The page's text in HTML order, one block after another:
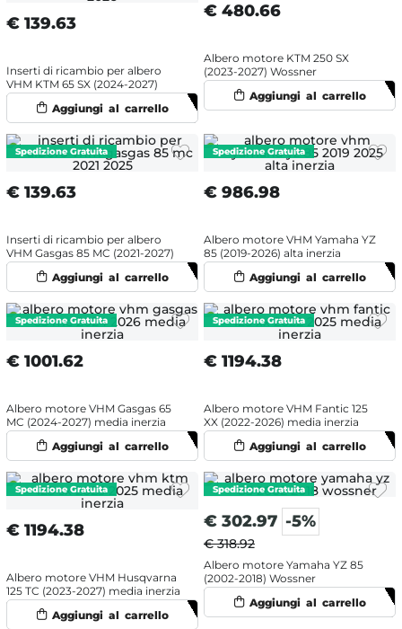
€ 139.63
Inserti di ricambio per albero
VHM KTM 65 SX (2024-2027)
€ 480.66
Albero motore KTM 250 SX
(2023-2027) Wossner
€ 139.63
Inserti di ricambio per albero
VHM Gasgas 85 MC (2021-2027)
€ 986.98
Albero motore VHM Yamaha YZ
85 (2019-2026) alta inerzia
€ 1001.62
Albero motore VHM Gasgas 65
MC (2024-2027) media inerzia
€ 1194.38
Albero motore VHM Fantic 125
XX (2022-2026) media inerzia
€ 1194.38
Albero motore VHM Husqvarna
125 TC (2023-2027) media inerzia
€ 302.97 -5%
€ 318.92
Albero motore Yamaha YZ 85
(2002-2018) Wossner